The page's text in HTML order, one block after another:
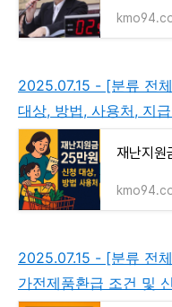
2025.07.15 - [분류 전
대상, 방법, 사용처, 지
2025.07.15 - [분류 전
가전제품환급 조건 및